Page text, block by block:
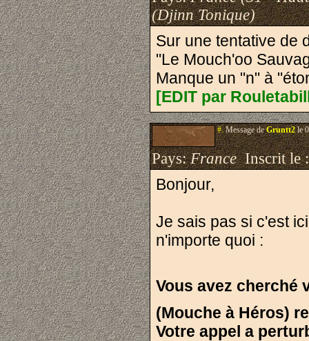
(Djinn Tonique)
Sur une tentative de
"Le Mouch'oo
Manque un "n" à
[EDIT par
#.Message deGruntt2le
Pays:FranceInscrit le
Bonjour,
Je sais pas si c'est
n'importe quoi :
Vous avez cherché
(Mouche à Héros)
Votre appel a